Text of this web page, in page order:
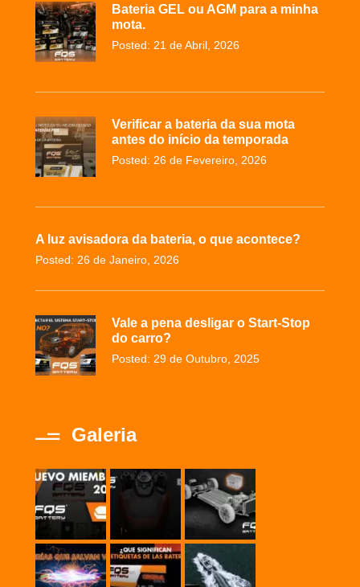
Bateria GEL ou AGM para a minha
mota.
Posted: 21 de Abril, 2026
Verificar a bateria da sua mota
antes do início da temporada
Posted: 26 de Fevereiro, 2026
A luz avisadora da bateria, o que acontece?
Posted: 26 de Janeiro, 2026
Vale a pena desligar o Start-Stop
do carro?
Posted: 29 de Outubro, 2025
Galeria